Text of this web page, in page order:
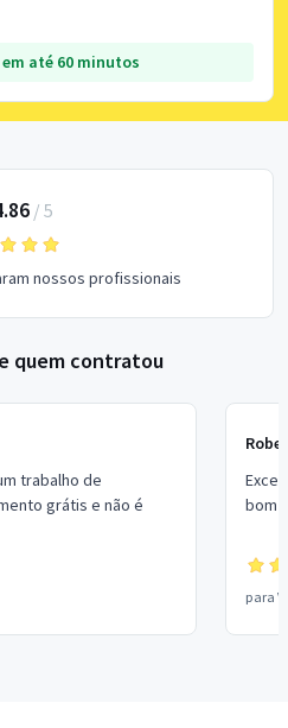
até 60 minutos
/ 5
nossos profissionais
quem contratou
trabalho de
grátis e não é
bom
para